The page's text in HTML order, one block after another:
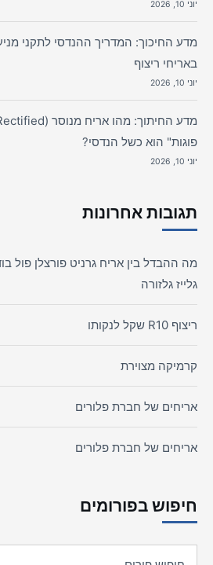
יוני 10, 2026
באריחי ריצוף
יוני 10, 2026
פוגות" הוא כשל הנדסי?
יוני 10, 2026
תגובות אחרונות
מה ההבדל בין אריח גרניט פורצלן פול
גלייז גלזורה
ריצוף R10 שקל לנקותו
קרמיקה מצוירת
אריחים של חברת פלורים
אריחים של חברת פלורים
חיפוש בפורומים